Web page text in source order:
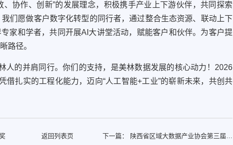
协作、创新”的发展理念，积极携手产业上下游伙伴，共同探索
我们愿做客户数字化转型的同行者，通过整合生态资源、联动上下
家和学者，共同开展AI大讲堂活动，赋能客户和伙伴。为客户提
路径。
的并肩同行。你们的支持，是美林数据发展的核心动力！2026
借扎实的工程化能力，迈向“人工智能+工业”的崭新未来，共创共
返回列表页 下一篇： 陕西省区域大数据产业协会第三届第